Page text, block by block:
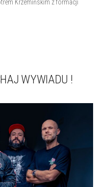
Krzemińskim z formacji
WYWIADU !